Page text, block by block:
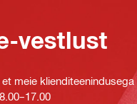
vestlust
meie